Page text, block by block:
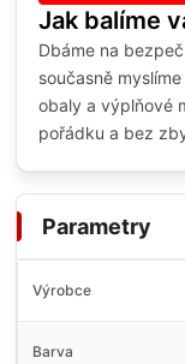
Jak balíme
Dbáme na
současně
obaly a výplňové
pořádku a bez
Parametry
Výrobce
Barva